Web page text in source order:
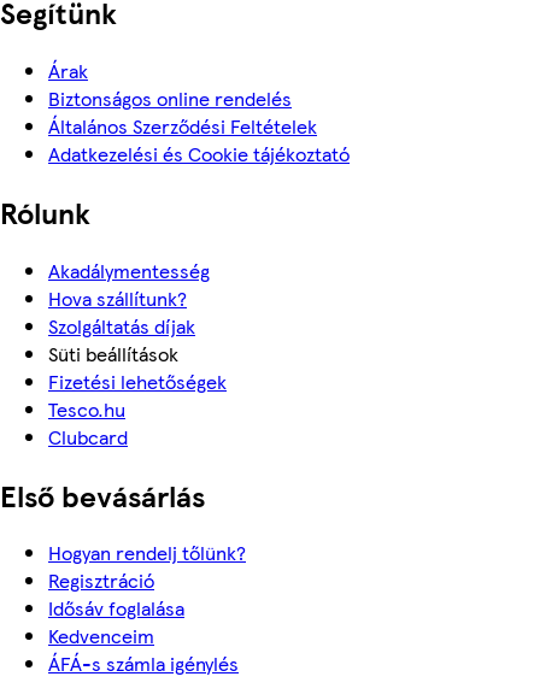
Segítünk
Árak
Biztonságos online rendelés
Általános Szerződési Feltételek
Adatkezelési és Cookie tájékoztató
Rólunk
Akadálymentesség
Hova szállítunk?
Szolgáltatás díjak
Süti beállítások
Fizetési lehetőségek
Tesco.hu
Clubcard
Első bevásárlás
Hogyan rendelj tőlünk?
Regisztráció
Idősáv foglalása
Kedvenceim
ÁFÁ-s számla igénylés